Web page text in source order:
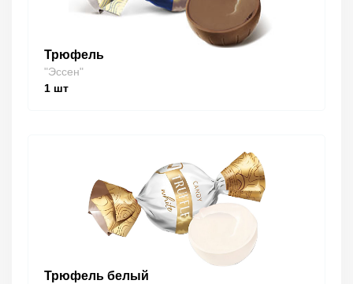
Трюфель
"Эссен"
1 шт
Трюфель белый